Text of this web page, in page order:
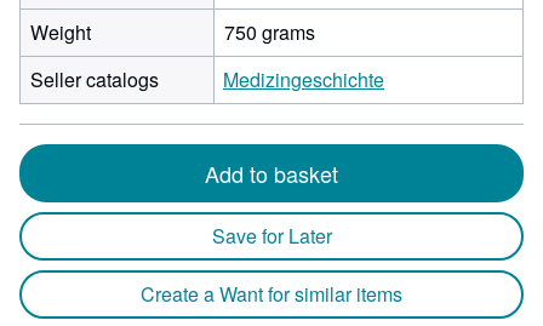
Weight
750 grams
Seller catalogs
Medizingeschichte
Add to basket
Save for Later
Create a Want for similar items